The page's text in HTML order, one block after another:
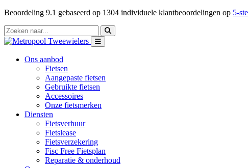
Beoordeling 9.1 gebaseerd op 1304 individuele klantbeoordelingen op 5-
Ons aanbod
Fietsen
Aangepaste fietsen
Gebruikte fietsen
Accessoires
Onze fietsmerken
Diensten
Fietsverhuur
Fietslease
Fietsverzekering
Fisc Free Fietsplan
Reparatie & onderhoud